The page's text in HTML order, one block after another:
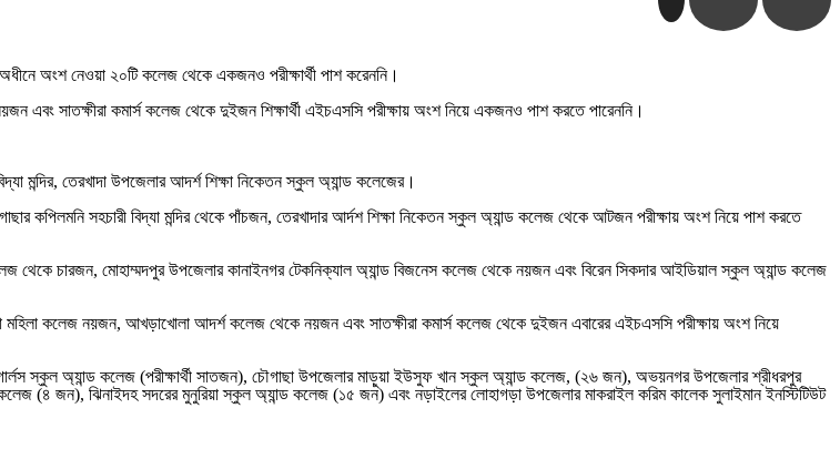
অধীনে অংশ নেওয়া ২০টি কলেজ থেকে একজনও পরীক্ষার্থী পাশ করেননি।
এবং সাতক্ষীরা কমার্স কলেজ থেকে দুইজন শিক্ষার্থী এইচএসসি পরীক্ষায় অংশ নিয়ে একজনও পাশ করতে পারেননি।
মন্দির, তেরখাদা উপজেলার আদর্শ শিক্ষা নিকেতন স্কুল অ্যান্ড কলেজের।
সহচারী বিদ্যা মন্দির থেকে পাঁচজন, তেরখাদার আর্দশ শিক্ষা নিকেতন স্কুল অ্যান্ড কলেজ থেকে আটজন পরীক্ষায় অংশ নিয়ে পাশ করতে
চারজন, মোহাম্মদপুর উপজেলার কানাইনগর টেকনিক্যাল অ্যান্ড বিজনেস কলেজ থেকে নয়জন এবং বিরেন সিকদার আইডিয়াল স্কুল অ্যান্ড কলেজ
কলেজ নয়জন, আখড়াখোলা আদর্শ কলেজ থেকে নয়জন এবং সাতক্ষীরা কমার্স কলেজ থেকে দুইজন এবারের এইচএসসি পরীক্ষায় অংশ নিয়ে
স্কুল অ্যান্ড কলেজ (পরীক্ষার্থী সাতজন), চৌগাছা উপজেলার মাড়ুয়া ইউসুফ খান স্কুল অ্যান্ড কলেজ, (২৬ জন), অভয়নগর উপজেলার শ্রীধরপুর
জন), ঝিনাইদহ সদরের মুনুরিয়া স্কুল অ্যান্ড কলেজ (১৫ জন) এবং নড়াইলের লোহাগড়া উপজেলার মাকরাইল করিম কালেক সুলাইমান ইনস্টিটিউট